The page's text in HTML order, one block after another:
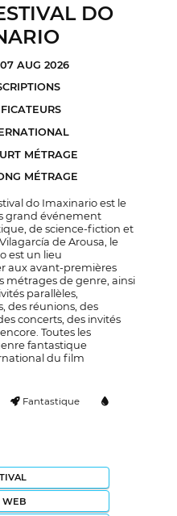
DO
AUG 2026
MÉTRAGE
MÉTRAGE
do Imaxinario est le
grand événement
de science-fiction et
de Arousa, le
est un lieu
aux avant-premières
métrages de genre, ainsi
parallèles,
des réunions, des
concerts, des invités
Toutes les
fantastique
du film
Fantastique
WEB